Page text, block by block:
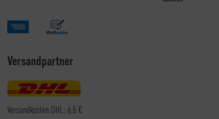
Versandpartner
Versandkosten DHL: 6,5 €